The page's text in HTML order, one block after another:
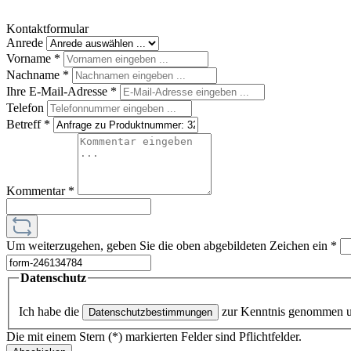
Kontaktformular
Anrede
Vorname *
Nachname *
Ihre E-Mail-Adresse *
Telefon
Betreff *
Kommentar *
Um weiterzugehen, geben Sie die oben abgebildeten Zeichen ein *
Datenschutz
Ich habe die Datenschutzbestimmungen
zur Kenntnis genommen
Die mit einem Stern (*) markierten Felder sind Pflichtfelder.